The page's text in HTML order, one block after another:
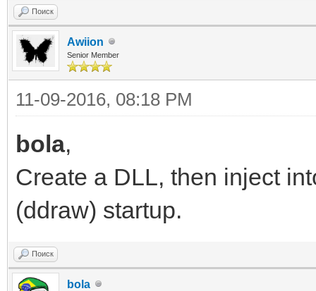
("api-ms-win-core-
"CreateMutexA");
return
}
return nullptr;
}
Поиск
Awiion
Senior Member
11-09-2016, 08:18 PM
bola,
Create a DLL, then inject
(ddraw) startup.
Поиск
bola